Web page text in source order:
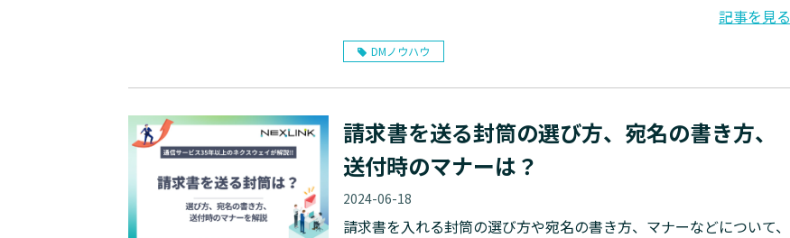
記事を見る
DMノウハウ
請求書を送る封筒の選び方、宛名の書き方、
送付時のマナーは？
2024-06-18
請求書を入れる封筒の選び方や宛名の書き方、マナーなどについて、